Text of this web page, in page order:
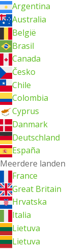
Argentina
Australia
België
Brasil
Canada
Česko
Chile
Colombia
Cyprus
Danmark
Deutschland
España
Meerdere landen
France
Great Britain
Hrvatska
Italia
Lietuva
Lietuva